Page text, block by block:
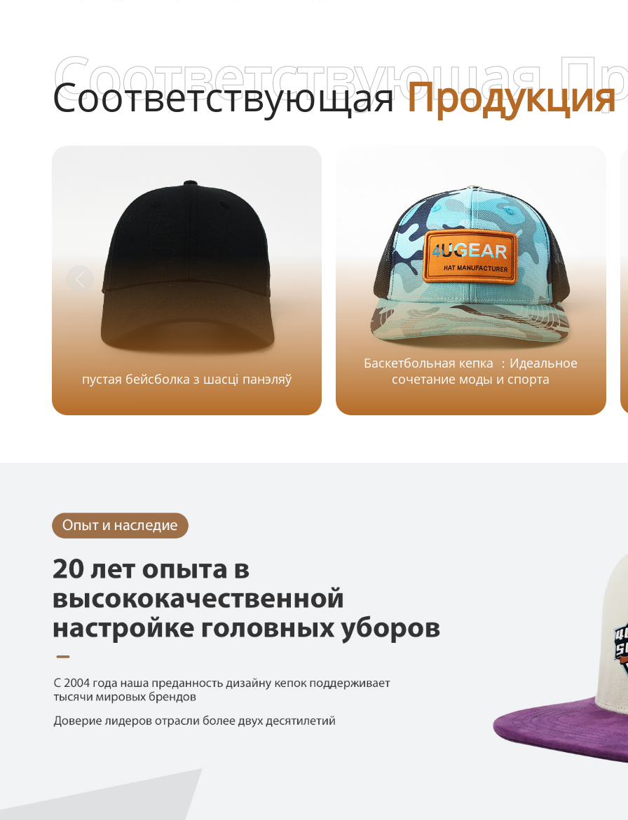
СоответствующаяПродукция
Соответствующая
пустая бейсболка з шасці панэляў
Баскетбольная кепка ：Идеальное
сочетание моды и спорта